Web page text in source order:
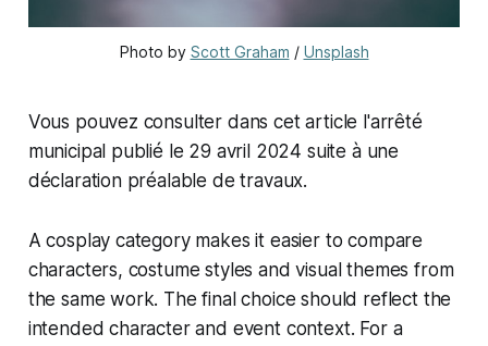
Photo by Scott Graham / Unsplash
Vous pouvez consulter dans cet article l'arrêté
municipal publié le 29 avril 2024 suite à une
déclaration préalable de travaux.
A cosplay category makes it easier to compare
characters, costume styles and visual themes from
the same work. The final choice should reflect the
intended character and event context. For a